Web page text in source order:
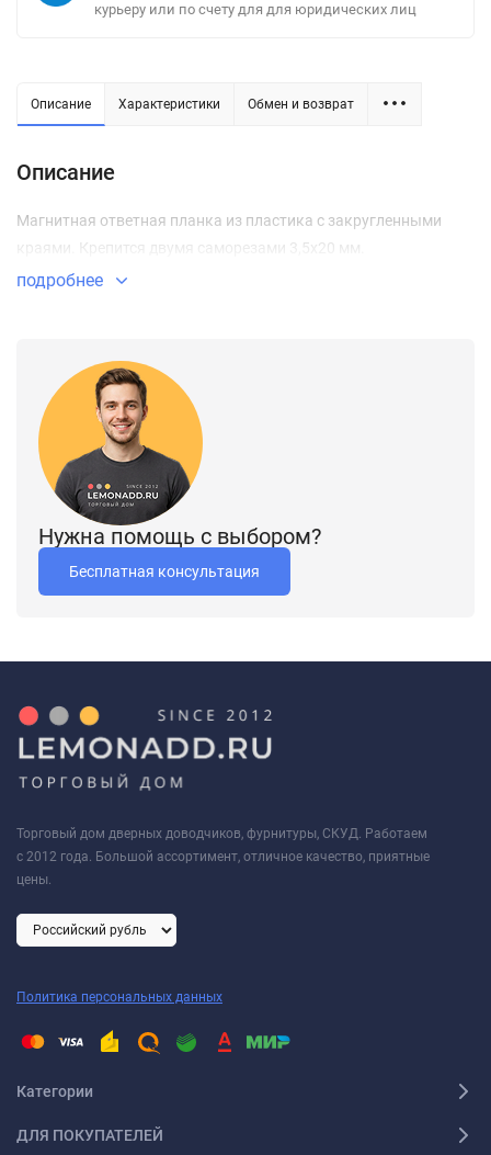
курьеру или по счету для для юридических лиц
Описание Характеристики Обмен и возврат
Описание
Магнитная ответная планка из пластика с закругленными
краями. Крепится двумя саморезами 3,5х20 мм.
подробнее
Нужна помощь с выбором?
Бесплатная консультация
Торговый дом дверных доводчиков, фурнитуры, СКУД. Работаем
с 2012 года. Большой ассортимент, отличное качество, приятные
цены.
Политика персональных данных
Категории
ДЛЯ ПОКУПАТЕЛЕЙ